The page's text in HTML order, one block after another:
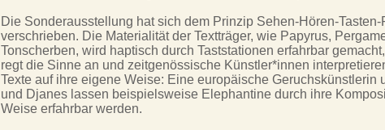
Die Sonderausstellung hat sich dem Prinzip Sehen-Hören-Tasten-
verschrieben. Die Materialität der Textträger, wie Papyrus,
Tonscherben, wird haptisch durch Taststationen erfahrbar
regt die Sinne an und zeitgenössische Künstler*innen
Texte auf ihre eigene Weise: Eine europäische Geruchskünstlerin
und Djanes lassen beispielsweise Elephantine durch ihre
Weise erfahrbar werden.